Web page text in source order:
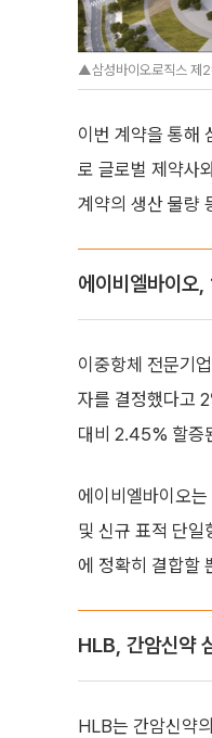
▲삼성바이오로직스 제2
이번 계약을 통해
로 글로벌 제약사
계약의 생산 물량
에이비엘바이오
이중항체 전문기
자를 결정했다고
대비 2.45% 할증
에이비엘바이오
및 신규 표적 단
에 정확히 결합할
HLB, 간암신약
HLB는 간암신약